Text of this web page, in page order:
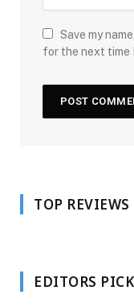
Save my
for the next time
TOP REVIEWS
EDITORS